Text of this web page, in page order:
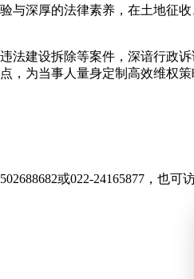
与深厚的法律素养，在土地征
法建设拆除等案件，深谙行政
，为当事人量身定制高效维权
或022-24165877，也可